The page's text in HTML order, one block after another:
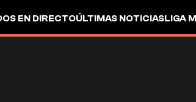
EN DIRECTOÚLTIMAS NOTICIASLIGA